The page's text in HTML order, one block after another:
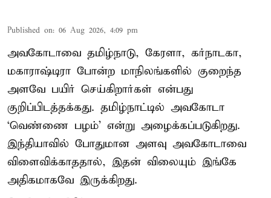
Published on: 06 Aug 2026, 4:09 pm
அவகோடாவை தமிழ்நாடு, கேரளா, கர்நாடகா,
மகாராஷ்டிரா போன்ற மாநிலங்களில் குறைந்த
அளவே பயிர் செய்கிறார்கள் என்பது
குறிப்பிடத்தக்கது. தமிழ்நாட்டில் அவகோடா
‘வெண்ணை பழம்’ என்று அழைக்கப்படுகிறது.
இந்தியாவில் போதுமான அளவு அவகோடாவை
விளைவிக்காததால், இதன் விலையும் இங்கே
அதிகமாகவே இருக்கிறது.